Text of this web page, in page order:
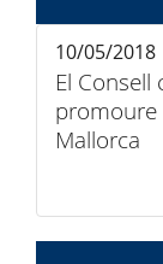
El
promoure
Mallorca
10/05/2018